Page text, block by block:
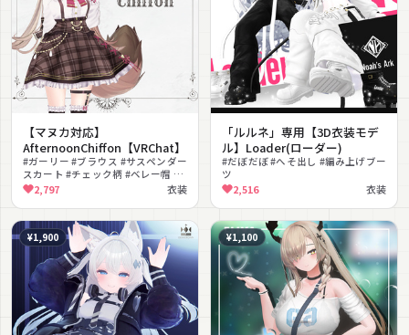
【マヌカ対応】
AfternoonChiffon【VRChat】
#ガーリー #ブラウス #サスペンダー
スカート #チェック柄 #ベレー帽 #
リボン #アイドル #私服 #MA対応
#lilToon対応
2,797 衣装
「ルルネ」専用【3D衣装モデ
ル】Loader(ローダー)
#だぼだぼ #へそ出し #編み上げブー
ツ
2,516 衣装
¥1,900 ¥1,100